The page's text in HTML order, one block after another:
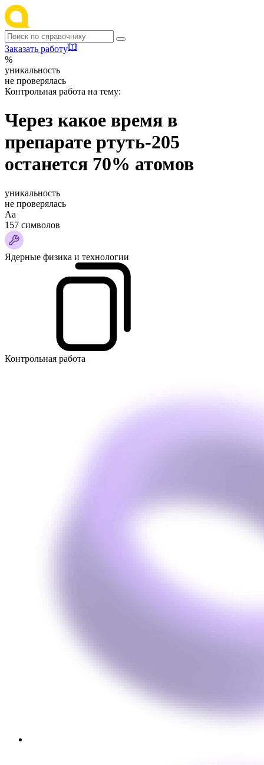
Заказать работу
%
уникальность
не проверялась
Контрольная работа на тему:
Через какое время в
препарате ртуть-205
останется 70% атомов
уникальность
не проверялась
Аа
157 символов
Ядерные физика и технологии
Контрольная работа